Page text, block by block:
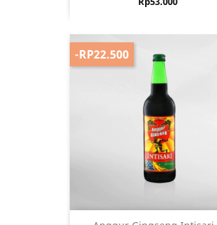
-RP22.500